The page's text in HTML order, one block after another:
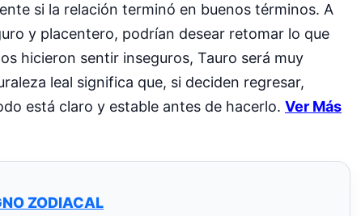
si la relación terminó en buenos términos. A
y placentero, podrían desear retomar lo que
hicieron sentir inseguros, Tauro será muy
leal significa que, si deciden regresar,
está claro y estable antes de hacerlo. Ver Más
ZODIACAL